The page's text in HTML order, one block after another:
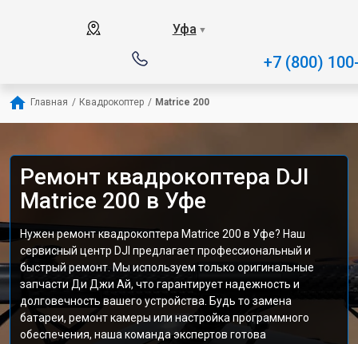
Уфа ▼
+7 (800)
Главная / Квадрокоптер / Matrice 200
Ремонт квадрокоптера DJI
Matrice 200 в Уфе
Нужен ремонт квадрокоптера Matrice 200 в Уфе? Наш
сервисный центр DJI предлагает профессиональный и
быстрый ремонт. Мы используем только оригинальные
запчасти Ди Джи Ай, что гарантирует надежность и
долговечность вашего устройства. Будь то замена
батареи, ремонт камеры или настройка программного
обеспечения, наша команда экспертов готова